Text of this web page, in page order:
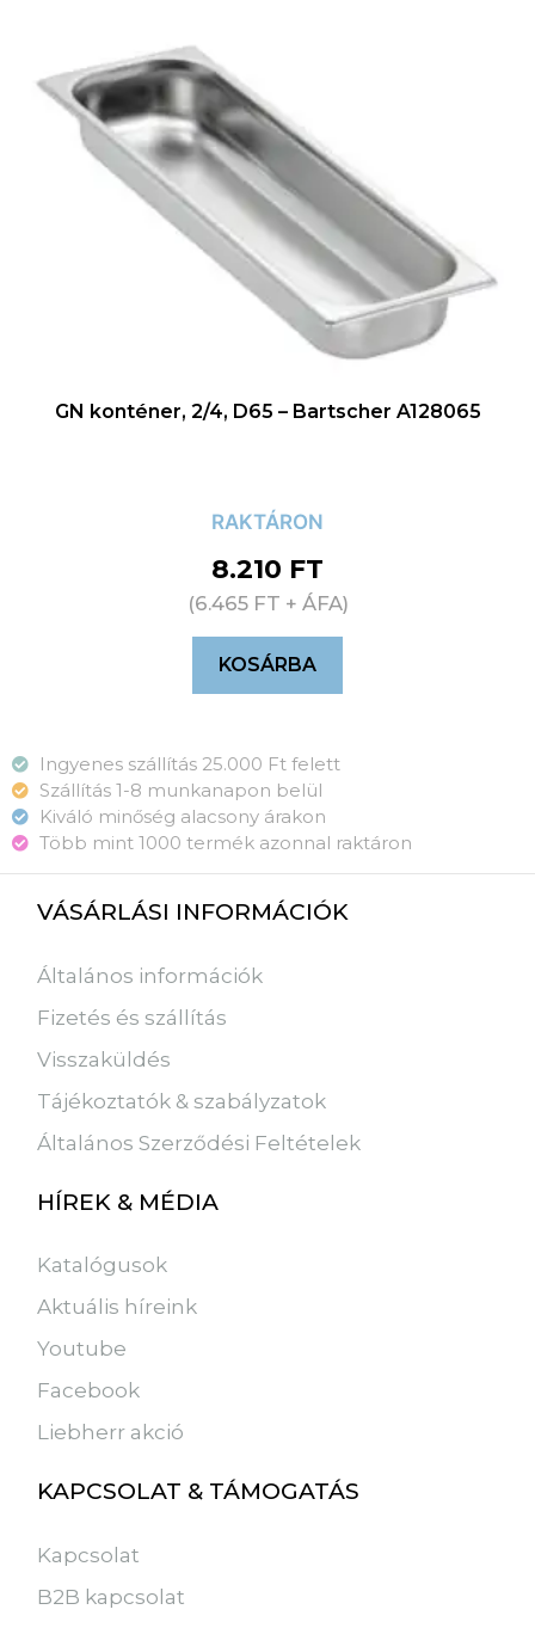
GN konténer, 2/4, D65 – Bartscher A128065
RAKTÁRON
8.210 FT
(6.465 FT + ÁFA)
KOSÁRBA
Ingyenes szállítás 25.000 Ft felett
Szállítás 1-8 munkanapon belül
Kiváló minőség alacsony árakon
Több mint 1000 termék azonnal raktáron
VÁSÁRLÁSI INFORMÁCIÓK
Általános információk
Fizetés és szállítás
Visszaküldés
Tájékoztatók & szabályzatok
Általános Szerződési Feltételek
HÍREK & MÉDIA
Katalógusok
Aktuális híreink
Youtube
Facebook
Liebherr akció
KAPCSOLAT & TÁMOGATÁS
Kapcsolat
B2B kapcsolat